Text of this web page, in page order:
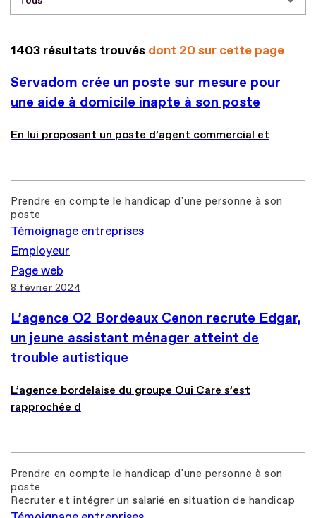
1403 résultats trouvés dont 20 sur cette page
Servadom crée un poste sur mesure pour
une aide à domicile inapte à son poste
En lui proposant un poste d’agent commercial et
Prendre en compte le handicap d'une personne à son
poste
Témoignage entreprises
Employeur
Page web
8 février 2024
L’agence O2 Bordeaux Cenon recrute Edgar,
un jeune assistant ménager atteint de
trouble autistique
L’agence bordelaise du groupe Oui Care s’est
rapprochée d
Prendre en compte le handicap d'une personne à son
poste
Recruter et intégrer un salarié en situation de handicap